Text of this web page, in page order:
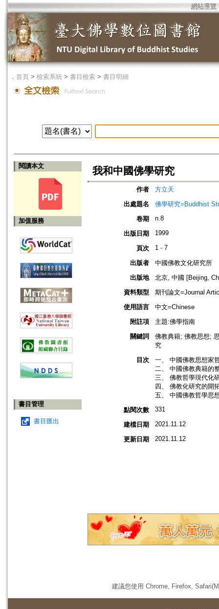
網站導覽
． 首頁 > 檢索系統 > 書目檢索 > 書目明細
閱讀本文
加值服務
書目管理
書目匯出
我和中國佛學研究
作者
方立天
出處題名
佛學研究=Buddhist
卷期
n.8
出版日期 1999
頁次 1 - 7
出版者
中國佛教文化研究所
出版地
北京, 中國 [Beijing,
資料類型
期刊論文=Journal
使用語言
中文=Chinese
附註項
主題:佛學指南
關鍵詞
佛教典籍; 佛教思想;
究
目次
一、 中國佛教思想家
二、 中國佛教典籍的
三、 佛教哲學現代化
四、 佛教化研究的開
五、 中國佛教哲學思
點閱次數
331
建檔日期 2021.11.12
更新日期 2021.11.12
建議您使用 Chrome, Firefox,